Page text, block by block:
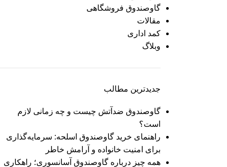
گاوصندوق فروشگاهی
مقالات
کمد اداری
وبلاگ
جدیدترین مطالب
گاوصندوق ضدآتش چیست و چه زمانی لازم
است؟
راهنمای خرید گاوصندوق اسلحه: سرمایه‌گذاری
برای امنیت خانواده و آرامش خاطر
همه چیز درباره گاوصندوق آسانسوری؛ راهکاری